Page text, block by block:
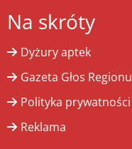
Na skróty
Dyżury aptek
Gazeta Głos Regionu
Polityka prywatności
Reklama